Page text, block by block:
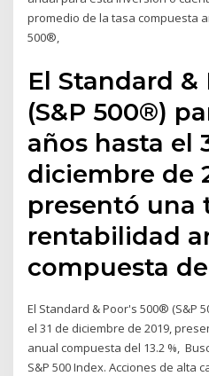
promedio de la tasa compuesta
500®,
El Standard
(S&P 500®)
años hasta el
diciembre de
presentó una
rentabilidad
compuesta
El Standard & Poor's 500® (S&P
el 31 de diciembre de 2019,
anual compuesta del 13.2 %,
S&P 500 Index. Acciones de alta